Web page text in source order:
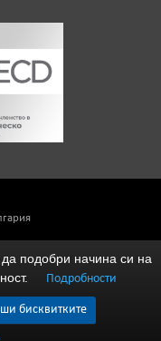
да подобри начина си на
Подробности
бисквитките